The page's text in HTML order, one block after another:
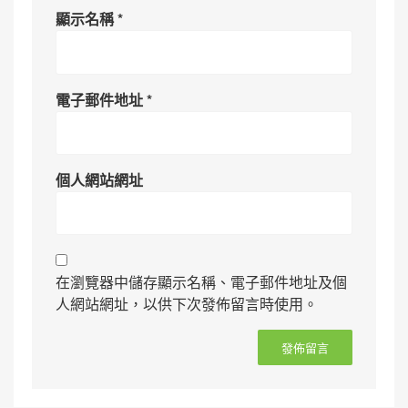
顯示名稱*
電子郵件地址*
個人網站網址
在瀏覽器中儲存顯示名稱、電子郵件地址及個
人網站網址，以供下次發佈留言時使用。